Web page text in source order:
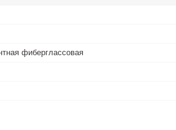
фиберглассовая